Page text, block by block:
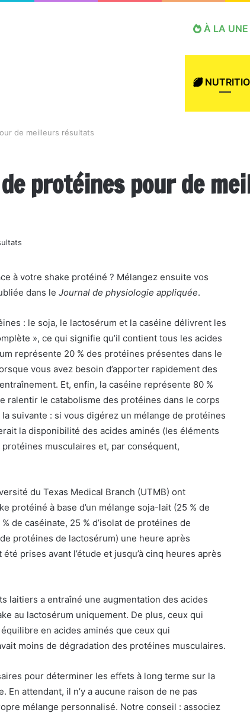
À LA UNE
de meilleurs résultats
protéines pour de
à votre shake protéiné ? Mélangez ensuite vos
dans le Journal de physiologie appliquée.
: le soja, le lactosérum et la caséine délivrent les
», ce qui signifie qu’il contient tous les acides
représente 20 % des protéines présentes dans le
vous avez besoin d’apporter rapidement des
Et, enfin, la caséine représente 80 %
ralentir le catabolisme des protéines dans le corps
suivante : si vous digérez un mélange de protéines
la disponibilité des acides aminés (les éléments
musculaires et, par conséquent,
du Texas Medical Branch (UTMB) ont
protéiné à base d’un mélange soja-lait (25 % de
de caséinate, 25 % d’isolat de protéines de
protéines de lactosérum) une heure après
prises avant l’étude et jusqu’à cinq heures après
laitiers a entraîné une augmentation des acides
au lactosérum uniquement. De plus, ceux qui
en acides aminés que ceux qui
moins de dégradation des protéines musculaires.
pour déterminer les effets à long terme sur la
attendant, il n’y a aucune raison de ne pas
mélange personnalisé. Notre conseil : associez